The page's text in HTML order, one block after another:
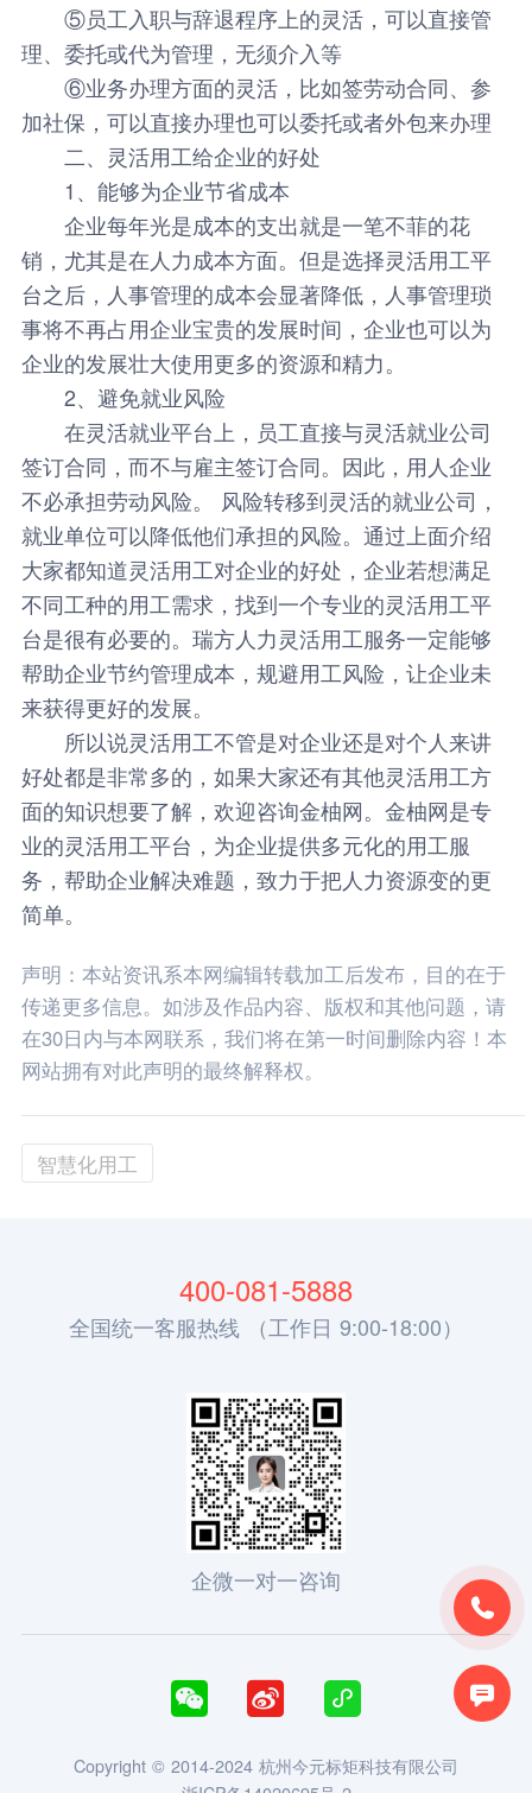
⑤员工入职与辞退程序上的灵活，可以直接管
理、委托或代为管理，无须介入等
⑥业务办理方面的灵活，比如签劳动合同、参
加社保，可以直接办理也可以委托或者外包来办理
二、灵活用工给企业的好处
1、能够为企业节省成本
企业每年光是成本的支出就是一笔不菲的花
销，尤其是在人力成本方面。但是选择灵活用工平
台之后，人事管理的成本会显著降低，人事管理琐
事将不再占用企业宝贵的发展时间，企业也可以为
企业的发展壮大使用更多的资源和精力。
2、避免就业风险
在灵活就业平台上，员工直接与灵活就业公司
签订合同，而不与雇主签订合同。因此，用人企业
不必承担劳动风险。 风险转移到灵活的就业公司，
就业单位可以降低他们承担的风险。通过上面介绍
大家都知道灵活用工对企业的好处，企业若想满足
不同工种的用工需求，找到一个专业的灵活用工平
台是很有必要的。瑞方人力灵活用工服务一定能够
帮助企业节约管理成本，规避用工风险，让企业未
来获得更好的发展。
所以说灵活用工不管是对企业还是对个人来讲
好处都是非常多的，如果大家还有其他灵活用工方
面的知识想要了解，欢迎咨询金柚网。金柚网是专
业的灵活用工平台，为企业提供多元化的用工服
务，帮助企业解决难题，致力于把人力资源变的更
简单。
声明：本站资讯系本网编辑转载加工后发布，目的在于
传递更多信息。如涉及作品内容、版权和其他问题，请
在30日内与本网联系，我们将在第一时间删除内容！本
网站拥有对此声明的最终解释权。
智慧化用工


400-081-5888
全国统一客服热线 （工作日 9:00-18:00）
企微一对一咨询
  
Copyright © 2014-2024 杭州今元标矩科技有限公司